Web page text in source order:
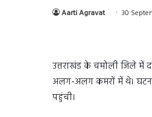
Aarti Agravat 30
उत्तराखंड के चमोली जिले में
अलग-अलग कमरों में थे।
पहुंची।